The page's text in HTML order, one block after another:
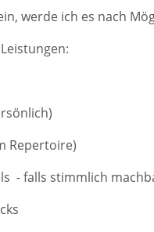
werde ich es nach
Repertoire)
- falls stimmlich